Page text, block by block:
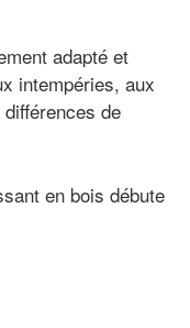
adapté et
intempéries, aux
de
en bois débute